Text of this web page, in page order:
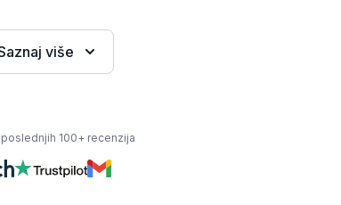
više
100+ recenzija